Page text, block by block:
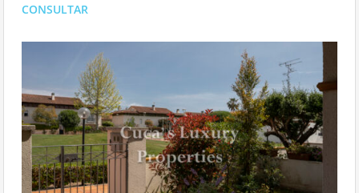
CONSULTAR